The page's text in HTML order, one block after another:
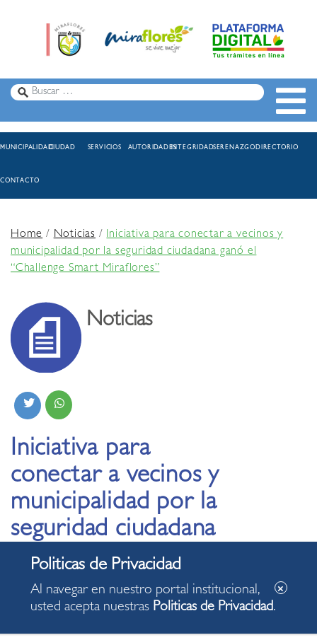
MUNICIPALIDADCIUDAD SERVICIOS AUTORIDADESINTEGRIDADSERENAZGODIRECTORIO
CONTACTO
Home/Noticias /Iniciativa para conectar a vecinos y
municipalidad por la seguridad ciudadana ganó el
“Challenge Smart Miraflores”
Noticias
Iniciativa para
conectar a vecinos y
municipalidad por la
seguridad ciudadana
ganó el “Challenge
Smart Miraflores”
Al navegar en nuestro portal institucional,
usted acepta nuestras Politicas de Privacidad.